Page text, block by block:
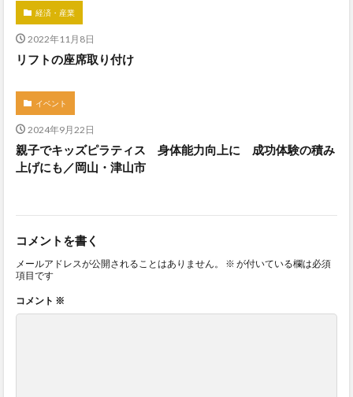
経済・産業
2022年11月8日
リフトの座席取り付け
イベント
2024年9月22日
親子でキッズピラティス 身体能力向上に 成功体験の積み
上げにも／岡山・津山市
コメントを書く
メールアドレスが公開されることはありません。 ※ が付いている欄は必須
項目です
コメント ※